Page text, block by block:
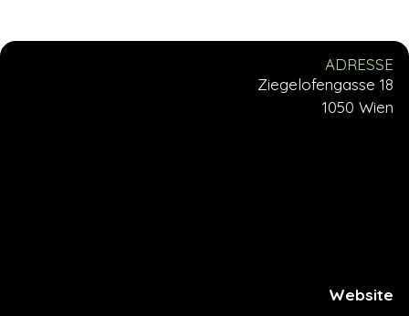
ADRESSE
Ziegelofengasse 18
1050 Wien
Website